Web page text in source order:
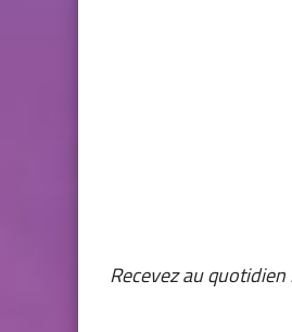
Recevez au quotidien